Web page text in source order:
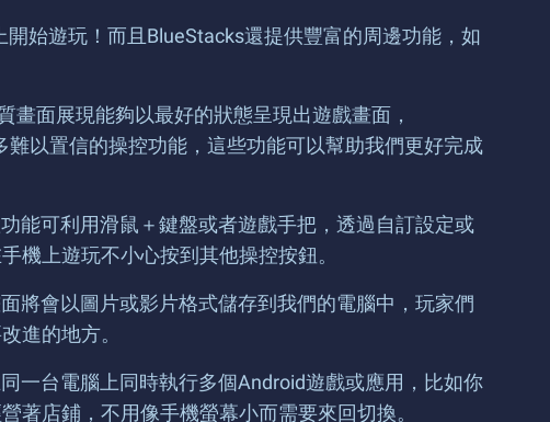
始遊玩！而且BlueStacks還提供豐富的周邊功能，如
面展現能夠以最好的狀態呈現出遊戲畫面，
以置信的操控功能，這些功能可以幫助我們更好完成
能可利用滑鼠＋鍵盤或者遊戲手把，透過自訂設定或
機上遊玩不小心按到其他操控按鈕。
將會以圖片或影片格式儲存到我們的電腦中，玩家們
進的地方。
一台電腦上同時執行多個Android遊戲或應用，比如你
著店鋪，不用像手機螢幕小而需要來回切換。